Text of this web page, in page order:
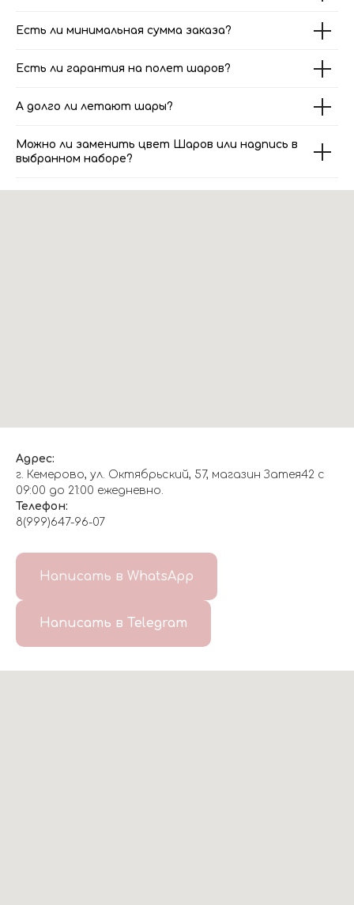
Есть ли минимальная сумма заказа?
Есть ли гарантия на полет шаров?
А долго ли летают шары?
Можно ли заменить цвет Шаров или надпись в
выбранном наборе?
Адрес:
г. Кемерово, ул. Октябрьский, 57, магазин Затея42 с
09:00 до 21:00 ежедневно.
Телефон:
8(999)647-96-07
Написать в WhatsApp
Написать в Telegram